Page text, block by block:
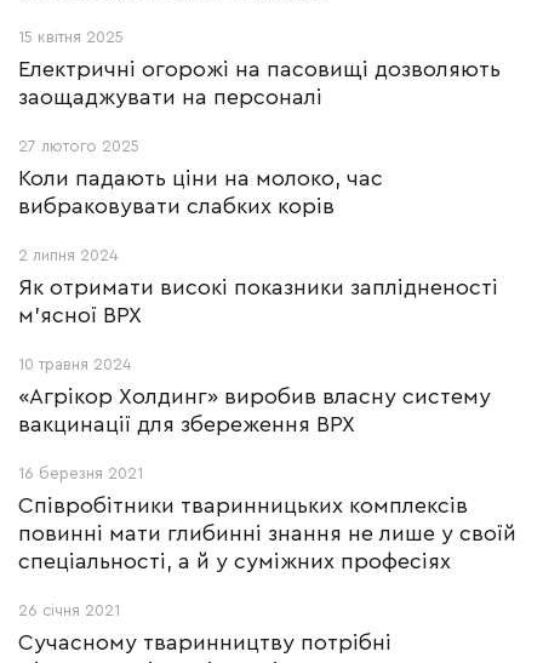
15 квітня 2025
Електричні огорожі на пасовищі дозволяють
заощаджувати на персоналі
27 лютого 2025
Коли падають ціни на молоко, час
вибраковувати слабких корів
2 липня 2024
Як отримати високі показники заплідненості
м'ясної ВРХ
10 травня 2024
«Агрікор Холдинг» виробив власну систему
вакцинації для збереження ВРХ
16 березня 2021
Співробітники тваринницьких комплексів
повинні мати глибинні знання не лише у своїй
спеціальності, а й у суміжних професіях
26 січня 2021
Сучасному тваринництву потрібні